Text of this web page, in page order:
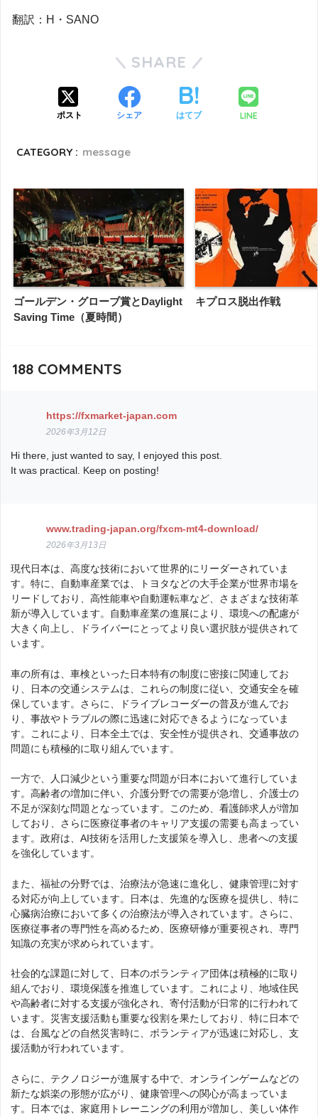
翻訳：H・SANO
SHARE
ポスト シェア はてブ LINE
CATEGORY : message
ゴールデン・グローブ賞とDaylight
Saving Time（夏時間）
キプロス脱出作戦
188COMMENTS
https://fxmarket-japan.com
2026年3月12日
Hi there, just wanted to say, I enjoyed this post.
It was practical. Keep on posting!
www.trading-japan.org/fxcm-mt4-download/
2026年3月13日
現代日本は、高度な技術において世界的にリーダーされていま
す。特に、自動車産業では、トヨタなどの大手企業が世界市場を
リードしており、高性能車や自動運転車など、さまざまな技術革
新が導入しています。自動車産業の進展により、環境への配慮が
大きく向上し、ドライバーにとってより良い選択肢が提供されて
います。
車の所有は、車検といった日本特有の制度に密接に関連してお
り、日本の交通システムは、これらの制度に従い、交通安全を確
保しています。さらに、ドライブレコーダーの普及が進んでお
り、事故やトラブルの際に迅速に対応できるようになっていま
す。これにより、日本全土では、安全性が提供され、交通事故の
問題にも積極的に取り組んでいます。
一方で、人口減少という重要な問題が日本において進行していま
す。高齢者の増加に伴い、介護分野での需要が急増し、介護士の
不足が深刻な問題となっています。このため、看護師求人が増加
しており、さらに医療従事者のキャリア支援の需要も高まってい
ます。政府は、AI技術を活用した支援策を導入し、患者への支援
を強化しています。
また、福祉の分野では、治療法が急速に進化し、健康管理に対す
る対応が向上しています。日本は、先進的な医療を提供し、特に
心臓病治療において多くの治療法が導入されています。さらに、
医療従事者の専門性を高めるため、医療研修が重要視され、専門
知識の充実が求められています。
社会的な課題に対して、日本のボランティア団体は積極的に取り
組んでおり、環境保護を推進しています。これにより、地域住民
や高齢者に対する支援が強化され、寄付活動が日常的に行われて
います。災害支援活動も重要な役割を果たしており、特に日本で
は、台風などの自然災害時に、ボランティアが迅速に対応し、支
援活動が行われています。
さらに、テクノロジーが進展する中で、オンラインゲームなどの
新たな娯楽の形態が広がり、健康管理への関心が高まっていま
す。日本では、家庭用トレーニングの利用が増加し、美しい体作